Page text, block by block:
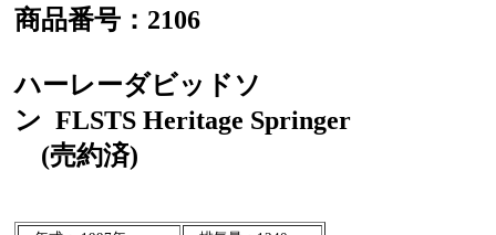
商品番号：2106
ハーレーダビッドソ
ン FLSTS Heritage Springer
(売約済)